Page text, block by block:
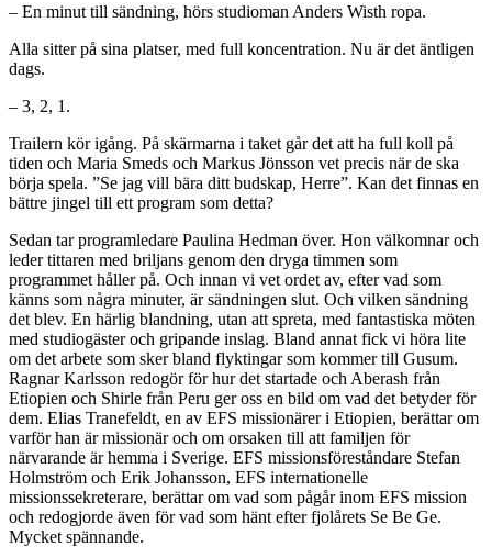
– En minut till sändning, hörs studioman Anders Wisth ropa.
Alla sitter på sina platser, med full koncentration. Nu är det äntligen
dags.
– 3, 2, 1.
Trailern kör igång. På skärmarna i taket går det att ha full koll på
tiden och Maria Smeds och Markus Jönsson vet precis när de ska
börja spela. ”Se jag vill bära ditt budskap, Herre”. Kan det finnas en
bättre jingel till ett program som detta?
Sedan tar programledare Paulina Hedman över. Hon välkomnar och
leder tittaren med briljans genom den dryga timmen som
programmet håller på. Och innan vi vet ordet av, efter vad som
känns som några minuter, är sändningen slut. Och vilken sändning
det blev. En härlig blandning, utan att spreta, med fantastiska möten
med studiogäster och gripande inslag. Bland annat fick vi höra lite
om det arbete som sker bland flyktingar som kommer till Gusum.
Ragnar Karlsson redogör för hur det startade och Aberash från
Etiopien och Shirle från Peru ger oss en bild om vad det betyder för
dem. Elias Tranefeldt, en av EFS missionärer i Etiopien, berättar om
varför han är missionär och om orsaken till att familjen för
närvarande är hemma i Sverige. EFS missionsföreståndare Stefan
Holmström och Erik Johansson, EFS internationelle
missionssekreterare, berättar om vad som pågår inom EFS mission
och redogjorde även för vad som hänt efter fjolårets Se Be Ge.
Mycket spännande.